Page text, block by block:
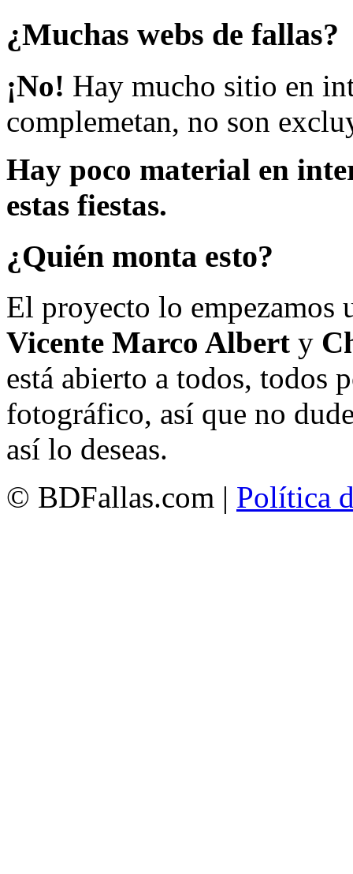
¿Muchas webs de fallas?
¡No! Hay mucho sitio en
complemetan, no son
Hay poco material en
estas fiestas.
¿Quién monta esto?
El proyecto lo empezamos
Vicente Marco Albert y
está abierto a todos, todos
fotográfico, así que no
así lo deseas.
© BDFallas.com | Política